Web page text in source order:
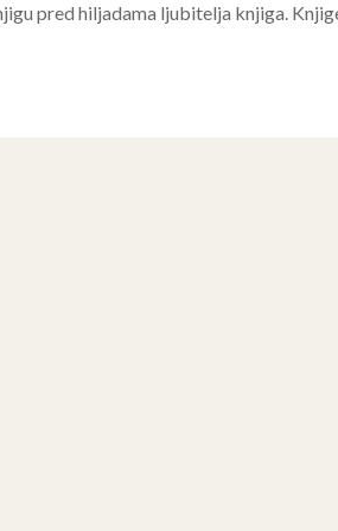
pred hiljadama ljubitelja knjiga.